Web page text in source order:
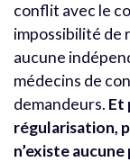
conflit avec le
impossibilité de
aucune
médecins de
demandeurs. Et
régularisation,
n’existe